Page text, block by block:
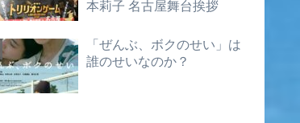
本莉子 名古屋舞台挨拶
「ぜんぶ、ボクのせい」は
誰のせいなのか？